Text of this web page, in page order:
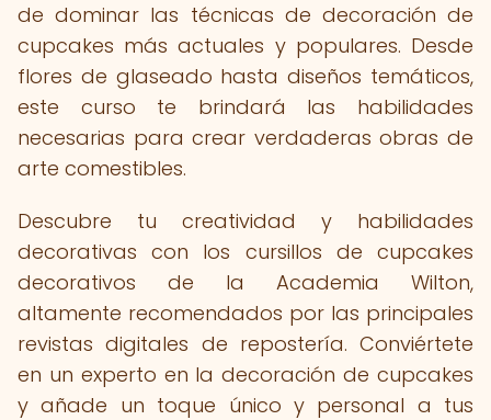
de dominar las técnicas de decoración de
cupcakes más actuales y populares. Desde
flores de glaseado hasta diseños temáticos,
este curso te brindará las habilidades
necesarias para crear verdaderas obras de
arte comestibles.
Descubre tu creatividad y habilidades
decorativas con los cursillos de cupcakes
decorativos de la Academia Wilton,
altamente recomendados por las principales
revistas digitales de repostería. Conviértete
en un experto en la decoración de cupcakes
y añade un toque único y personal a tus